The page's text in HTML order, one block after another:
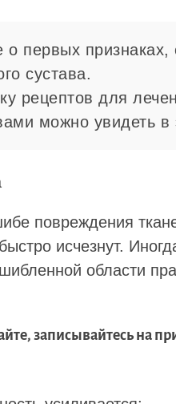
о первых
сустава.
рецептов для
можно увидеть в
повреждения
исчезнут.
области
записывайтесь на